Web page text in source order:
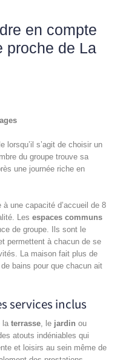
en compte
proche de La
lorsqu’il s’agit de choisir un
du groupe trouve sa
une journée riche en
à une capacité d’accueil de 8
Les espaces communs
de groupe. Ils sont le
permettent à chacun de se
La maison fait plus de
bains pour que chacun ait
services inclus
la terrasse , le jardin ou
atouts indéniables qui
et loisirs au sein même de